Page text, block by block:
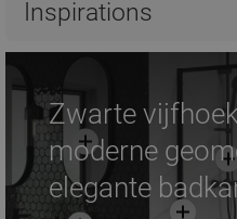
Inspirations
Zwarte
moderne
elegante